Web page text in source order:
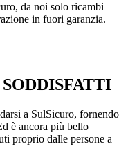
da noi solo ricambi
in fuori garanzia.
a SulSicuro, fornendo
è ancora più bello
proprio dalle persone a